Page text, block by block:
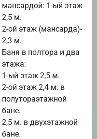
мансардой: 1-ый этаж-
2,5 м.
2-ой этаж (мансарда)-
2,3 м.
Баня в полтора и два
этажа:
1-ый этаж 2,5 м.
2-ой этаж 2,4 м. в
полутораэтажной
бане.
2,5 м. в двухэтажной
бане.